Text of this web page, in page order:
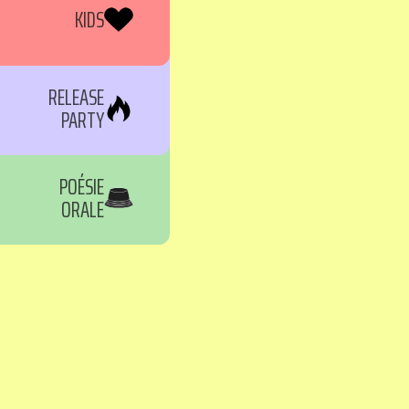
KIDS
RELEASE
PARTY
POÉSIE
ORALE